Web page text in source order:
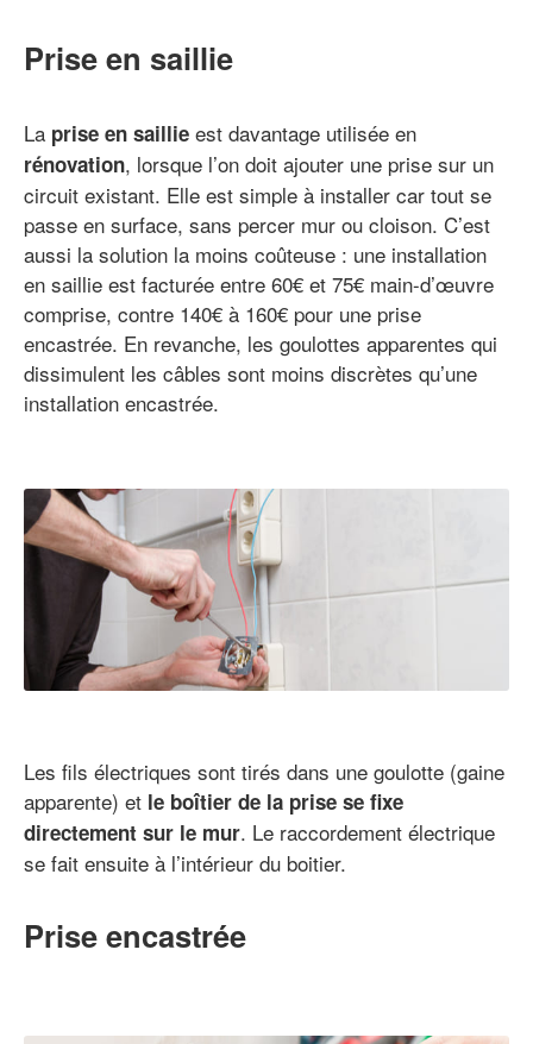
Prise en saillie
La prise en saillie est davantage utilisée en
rénovation, lorsque l’on doit ajouter une prise sur un
circuit existant. Elle est simple à installer car tout se
passe en surface, sans percer mur ou cloison. C’est
aussi la solution la moins coûteuse : une installation
en saillie est facturée entre 60€ et 75€ main-d’œuvre
comprise, contre 140€ à 160€ pour une prise
encastrée. En revanche, les goulottes apparentes qui
dissimulent les câbles sont moins discrètes qu’une
installation encastrée.
Les fils électriques sont tirés dans une goulotte (gaine
apparente) et le boîtier de la prise se fixe
directement sur le mur. Le raccordement électrique
se fait ensuite à l’intérieur du boitier.
Prise encastrée